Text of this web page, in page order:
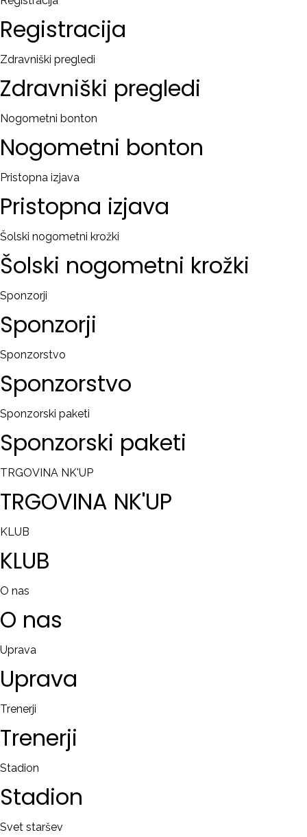
Registracija
Zdravniški pregledi
Zdravniški pregledi
Nogometni bonton
Nogometni bonton
Pristopna izjava
Pristopna izjava
Šolski nogometni krožki
Šolski nogometni krožki
Sponzorji
Sponzorji
Sponzorstvo
Sponzorstvo
Sponzorski paketi
Sponzorski paketi
TRGOVINA NK'UP
TRGOVINA NK'UP
KLUB
KLUB
O nas
O nas
Uprava
Uprava
Trenerji
Trenerji
Stadion
Stadion
Svet staršev